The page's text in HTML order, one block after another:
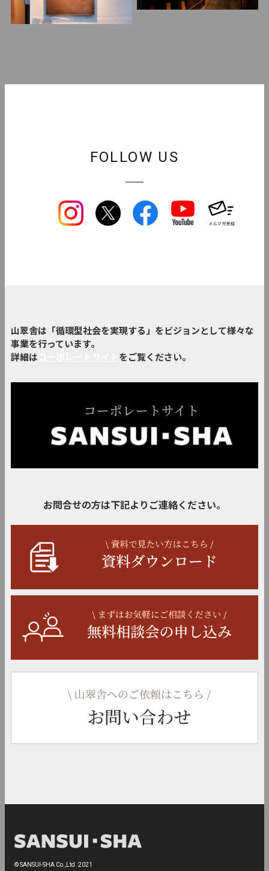
FOLLOW US
山翠舎は「循環型社会を実現する」をビジョンとして様々な
事業を行っています。
詳細は
をご覧ください。
お問合せの方は下記よりご連絡ください。
© SANSUI-SHA Co.,Ltd. 2021